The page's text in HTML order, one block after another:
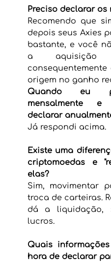
Preciso declarar os
Recomendo que
depois seus Axies
bastante, e você
a aquisição
origem no ganho
Quando eu
mensalmente
declarar
Já respondi acima.
Existe uma
criptomoedas e
elas?
Sim, movimentar
troca de carteiras.
dá a liquidação,
lucros.
Quais
hora de declarar